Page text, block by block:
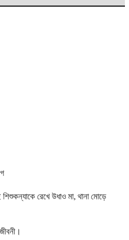
রেখে উধাও মা, থানা মোড়ে